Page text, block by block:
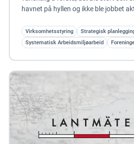
havnet på hyllen og ikke ble jobbet
Virksomhetsstyring
Strategisk
Systematisk Arbeidsmiljøarbeid